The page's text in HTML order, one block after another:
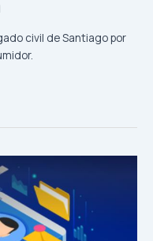
civil de Santiago por